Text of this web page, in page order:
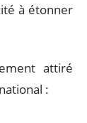
à étonner
attiré
: